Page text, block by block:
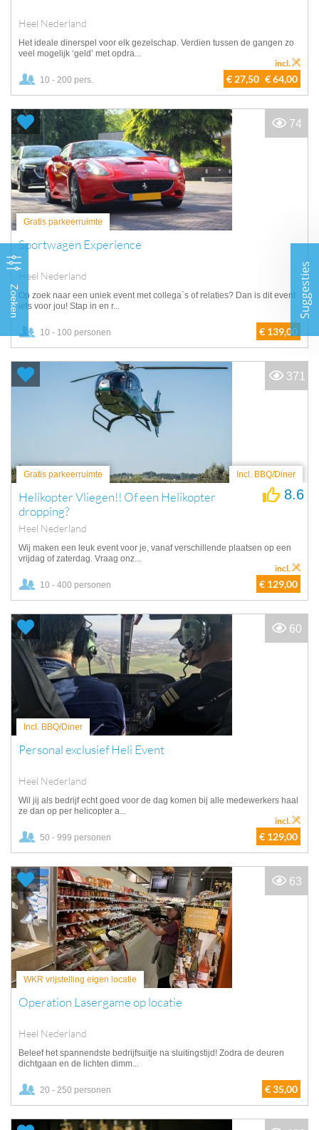
Zoeken
Heel Nederland
Het ideale dinerspel voor elk gezelschap. Verdien tussen de gangen zo
veel mogelijk ‘geld’ met opdra...
10 - 200 pers. € 27,50 € 64,00
incl.
Gratis parkeerruimte
Sportwagen Experience
Heel Nederland
Op zoek naar een uniek event met collega`s of relaties? Dan is dit event
iets voor jou! Stap in en r...
10 - 100 personen € 139,00
74
Gratis parkeerruimte Incl. BBQ/Diner
Helikopter Vliegen!! Of een Helikopter
dropping?
Heel Nederland
8.6
Wij maken een leuk event voor je, vanaf verschillende plaatsen op een
vrijdag of zaterdag. Vraag onz...
10 - 400 personen € 129,00
incl.
371
Incl. BBQ/Diner
Personal exclusief Heli Event
Heel Nederland
Wil jij als bedrijf echt goed voor de dag komen bij alle medewerkers haal
ze dan op per helicopter a...
50 - 999 personen € 129,00
incl.
60
WKR vrijstelling eigen locatie
Operation Lasergame op locatie
Heel Nederland
Beleef het spannendste bedrijfsuitje na sluitingstijd! Zodra de deuren
dichtgaan en de lichten dimm...
20 - 250 personen € 35,00
63
Suggesties